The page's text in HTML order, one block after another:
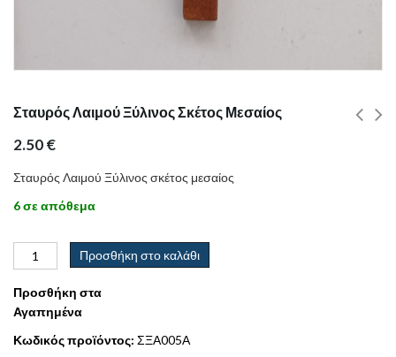
Σταυρός Λαιμού Ξύλινος Σκέτος Μεσαίος
2.50€
Σταυρός Λαιμού Ξύλινος σκέτος μεσαίος
6 σε απόθεμα
Προσθήκη στο καλάθι
Προσθήκη στα
Αγαπημένα
Κωδικός προϊόντος: ΣΞΑ005Α